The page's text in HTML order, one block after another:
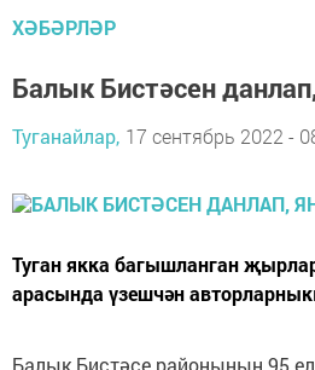
ХӘБӘРЛӘР
Балык Бистәсен
Туганайлар, 17 сентябрь 2022 -
Туган якка багышланган
арасында үзешчән
Балык Бистәсе районының 95